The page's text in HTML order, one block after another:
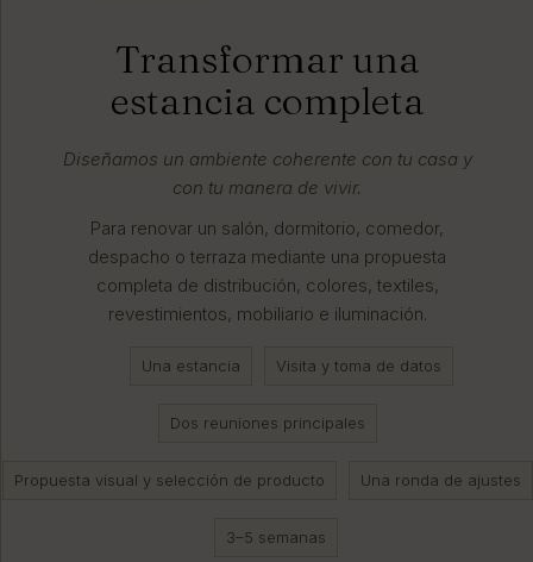
Transformar una
estancia completa
Diseñamos un ambiente coherente con tu casa y
con tu manera de vivir.
Para renovar un salón, dormitorio, comedor,
despacho o terraza mediante una propuesta
completa de distribución, colores, textiles,
revestimientos, mobiliario e iluminación.
Una estancia Visita y toma de datos
Dos reuniones principales
Propuesta visual y selección de producto Una ronda de ajustes
3–5 semanas